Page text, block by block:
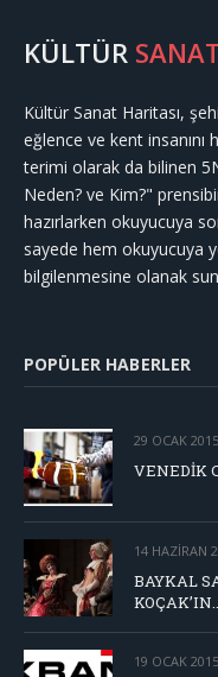
KÜLTÜR
Kültür Sanat Haritası,
eğlence ve kent insanını
terimi olarak da bilinen
Neden? ve Kim?"
hazırlarken okuyucuya
sayede hem okuyucuya
bilgilenmesine olanak
POPÜLER HABERLER
29 OCAK 2015
VENEDİK
14 HAZIRAN
BAYKAL
19 OCAK 2015